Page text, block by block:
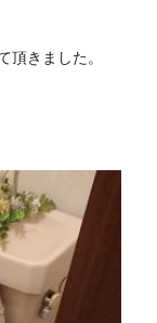
頂きました。